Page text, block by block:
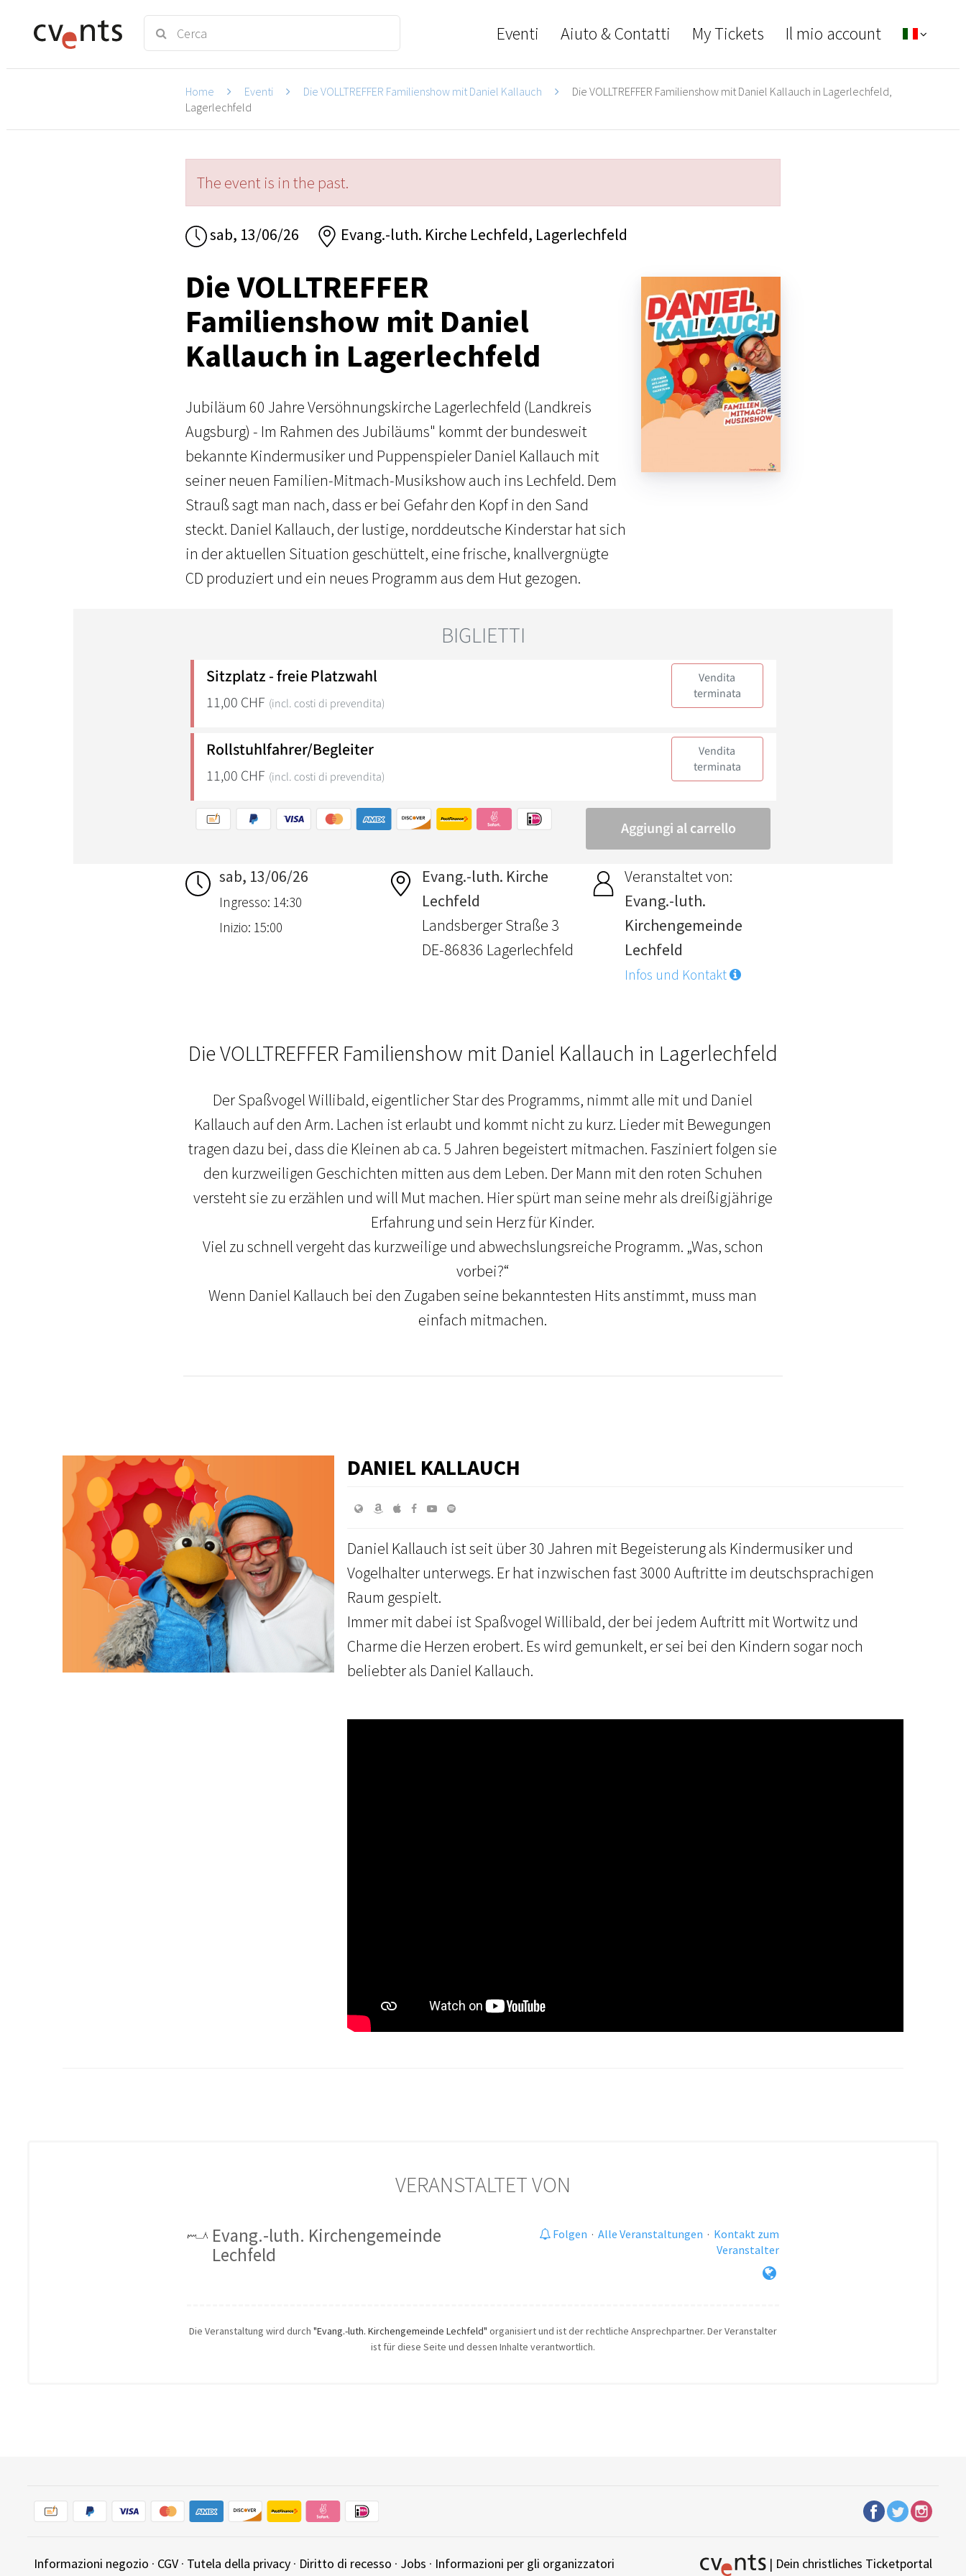
Eventi Aiuto & Contatti My Tickets Il mio account
Home Eventi Die VOLLTREFFER Familienshow mit Daniel Kallauch
Die VOLLTREFFER Familienshow mit Daniel Kallauch in Lagerlechfeld,
Lagerlechfeld
The event is in the past.
sab, 13/06/26 Evang.-luth. Kirche Lechfeld, Lagerlechfeld
Die VOLLTREFFER
Familienshow mit Daniel
Kallauch in Lagerlechfeld
Jubiläum 60 Jahre Versöhnungskirche Lagerlechfeld (Landkreis
Augsburg) - Im Rahmen des Jubiläums" kommt der bundesweit
bekannte Kindermusiker und Puppenspieler Daniel Kallauch mit
seiner neuen Familien-Mitmach-Musikshow auch ins Lechfeld. Dem
Strauß sagt man nach, dass er bei Gefahr den Kopf in den Sand
steckt. Daniel Kallauch, der lustige, norddeutsche Kinderstar hat sich
in der aktuellen Situation geschüttelt, eine frische, knallvergnügte
CD produziert und ein neues Programm aus dem Hut gezogen.
sab, 13/06/26
Ingresso: 14:30
Inizio: 15:00
Evang.-luth. Kirche
Lechfeld
Landsberger Straße 3
DE-86836 Lagerlechfeld
Veranstaltet von:
Evang.-luth.
Kirchengemeinde
Lechfeld
Infos und Kontakt
Die VOLLTREFFER Familienshow mit Daniel Kallauch in Lagerlechfeld
Der Spaßvogel Willibald, eigentlicher Star des Programms, nimmt alle mit und Daniel
Kallauch auf den Arm. Lachen ist erlaubt und kommt nicht zu kurz. Lieder mit Bewegungen
tragen dazu bei, dass die Kleinen ab ca. 5 Jahren begeistert mitmachen. Fasziniert folgen sie
den kurzweiligen Geschichten mitten aus dem Leben. Der Mann mit den roten Schuhen
versteht sie zu erzählen und will Mut machen. Hier spürt man seine mehr als dreißigjährige
Erfahrung und sein Herz für Kinder.
Viel zu schnell vergeht das kurzweilige und abwechslungsreiche Programm. „Was, schon
vorbei?“
Wenn Daniel Kallauch bei den Zugaben seine bekanntesten Hits anstimmt, muss man
einfach mitmachen.
DANIEL KALLAUCH
Daniel Kallauch ist seit über 30 Jahren mit Begeisterung als Kindermusiker und
Vogelhalter unterwegs. Er hat inzwischen fast 3000 Auftritte im deutschsprachigen
Raum gespielt.
Immer mit dabei ist Spaßvogel Willibald, der bei jedem Auftritt mit Wortwitz und
Charme die Herzen erobert. Es wird gemunkelt, er sei bei den Kindern sogar noch
beliebter als Daniel Kallauch.
VERANSTALTET VON
Evang.-luth. Kirchengemeinde
Lechfeld
Folgen · Alle Veranstaltungen · Kontakt zum
Veranstalter
Die Veranstaltung wird durch "Evang.-luth. Kirchengemeinde Lechfeld" organisiert und ist der rechtliche Ansprechpartner. Der Veranstalter
ist für diese Seite und dessen Inhalte verantwortlich.
Informazioni negozio · CGV· Tutela della privacy · Diritto di recesso · Jobs · Informazioni per gli organizzatori | Dein christliches Ticketportal